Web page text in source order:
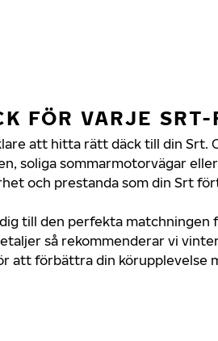
FÖR VARJE
att hitta rätt däck till din Srt.
soliga sommarmotorvägar
och prestanda som din Srt
till den perfekta matchningen
så rekommenderar vi
att förbättra din körupplevelse